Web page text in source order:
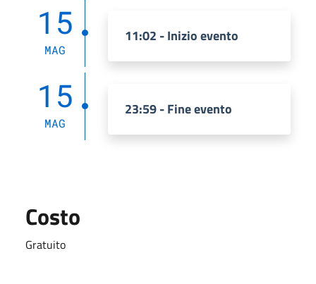
15
MAG
11:02 - Inizio evento
15
MAG
23:59 - Fine evento
Costo
Gratuito